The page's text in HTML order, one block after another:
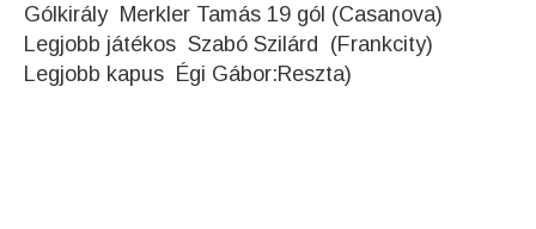
Gólkirály Merkler Tamás 19 gól (Casanova)
Legjobb játékos Szabó Szilárd (Frankcity)
Legjobb kapus Égi Gábor:Reszta)